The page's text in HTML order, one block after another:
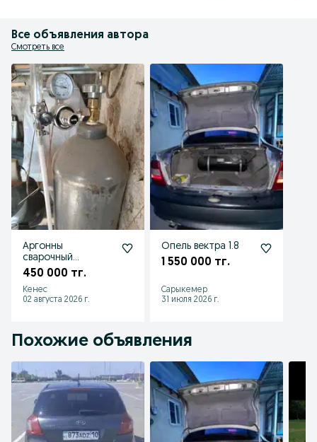
Все объявления автора
Смотреть все
Аргонны
сварочный
аппарат
450 000 тг.
Кенес
02 августа 2026 г.
Опель вектра 1.8
1 550 000 тг.
Сарыкемер
31 июля 2026 г.
Похожие объявления